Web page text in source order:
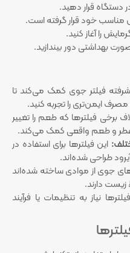
قرار دهید.
خود قرار گرفته است.
را آغاز کنید.
بهداشتی دور بیندازید.
فیلتر جوی کمک می‌کند تا
ایمن‌تری را تجربه کنید.
برخی فیلترها که طعم را تغییر
و طعم واقعی کمک می‌کند.
این فیلترها برای استفاده در
طراحی شده‌اند.
جوی از موادی ساخته شده‌اند
دارند.
نیاز به تنظیمات یا فرآیند